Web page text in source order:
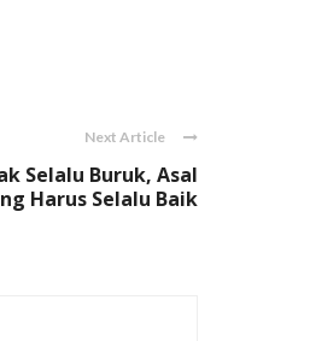
Next Article
Selalu Buruk, Asal
Harus Selalu Baik